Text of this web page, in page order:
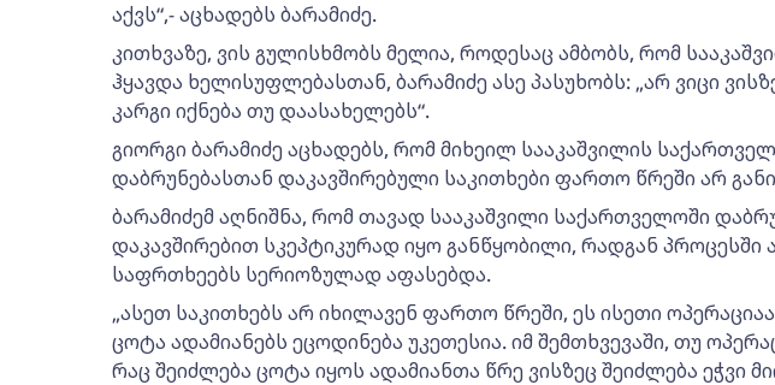
აქვს“,- აცხადებს ბარამიძე.
კითხვაზე, ვის გულისხმობს მელია, როდესაც ამბობს, რომ
ჰყავდა ხელისუფლებასთან, ბარამიძე ასე პასუხობს: „არ ვიცი
კარგი იქნება თუ დაასახელებს“.
გიორგი ბარამიძე აცხადებს, რომ მიხეილ სააკაშვილის
დაბრუნებასთან დაკავშირებული საკითხები ფართო წრეში არ
ბარამიძემ აღნიშნა, რომ თავად სააკაშვილი საქართველოში
დაკავშირებით სკეპტიკურად იყო განწყობილი, რადგან პროცესში
საფრთხეებს სერიოზულად აფასებდა.
„ასეთ საკითხებს არ იხილავენ ფართო წრეში, ეს ისეთი
ცოტა ადამიანებს ეცოდინება უკეთესია. იმ შემთხვევაში, თუ
რაც შეიძლება ცოტა იყოს ადამიანთა წრე ვისზეც შეიძლება ეჭვი